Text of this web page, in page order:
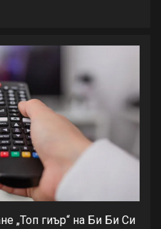
„Топ гиър“ на Би Би Си